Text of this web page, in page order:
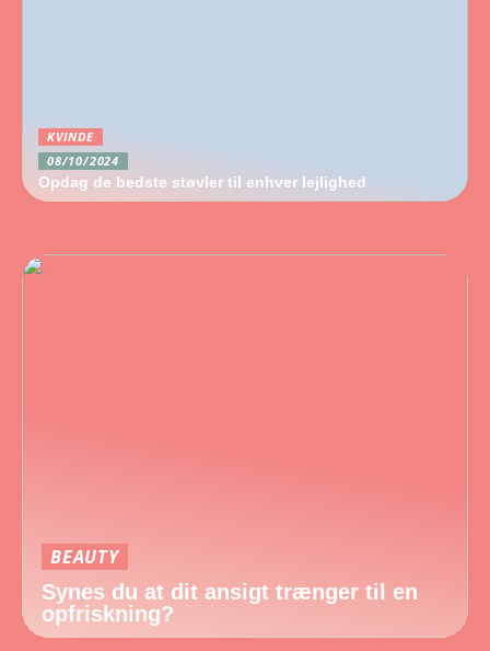
KVINDE
08/10/2024
Opdag de bedste støvler til enhver lejlighed
BEAUTY
Synes du at dit ansigt trænger til en
opfriskning?